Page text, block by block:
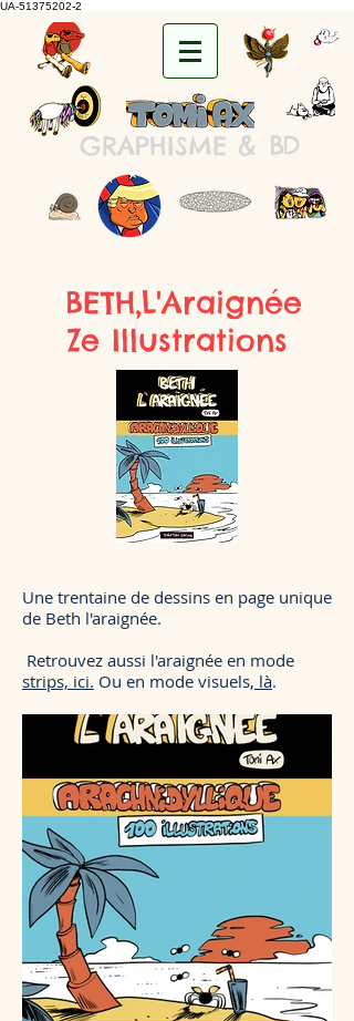
UA-51375202-2
GRAPHISME & BD
BETH,L'Araignée
Ze Illustrations
Une trentaine de dessins en page unique
de Beth l'araignée.
Retrouvez aussi l'araignée en mode
strips, ici. Ou en mode visuels, là.